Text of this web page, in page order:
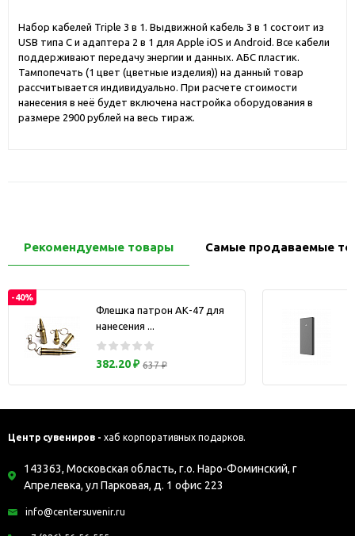
Набор кабелей Triple 3 в 1. Выдвижной кабель 3 в 1 состоит из
USB типа С и адаптера 2 в 1 для Apple iOS и Android. Все кабели
поддерживают передачу энергии и данных. АБС пластик.
Тампопечать (1 цвет (цветные изделия)) на данный товар
рассчитывается индивидуально. При расчете стоимости
нанесения в неё будет включена настройка оборудования в
размере 2900 рублей на весь тираж.
Рекомендуемые товары Самые продаваемые
-40%
Флешка патрон АК-47 для
нанесения ...
382.20 ₽ 637 ₽
Центр сувениров - хаб корпоративных подарков.
143363, Московская область, г.о. Наро-Фоминский, г
Апрелевка, ул Парковая, д. 1 офис 223
info@centersuvenir.ru